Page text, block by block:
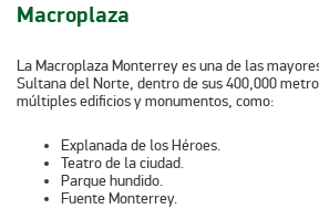
Macroplaza
La Macroplaza Monterrey es una de las
Sultana del Norte, dentro de sus 400,000
múltiples edificios y monumentos, como:
Explanada de los Héroes.
Teatro de la ciudad.
Parque hundido.
Fuente Monterrey.